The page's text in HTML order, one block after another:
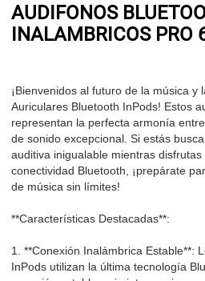
AUDIFONOS
INALAMBRICOS PRO
¡Bienvenidos al futuro de la música y
Auriculares Bluetooth InPods! Estos
representan la perfecta armonía
de sonido excepcional. Si estás
auditiva inigualable mientras
conectividad Bluetooth, ¡prepárate
de música sin límites!
**Características Destacadas**:
1. **Conexión Inalámbrica Estable**:
InPods utilizan la última tecnología